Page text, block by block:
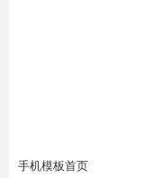
手机模板首页